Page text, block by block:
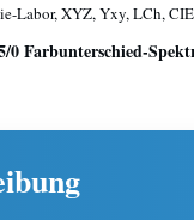
Labor, XYZ, Yxy, LCh,
0 Farbunterschied-